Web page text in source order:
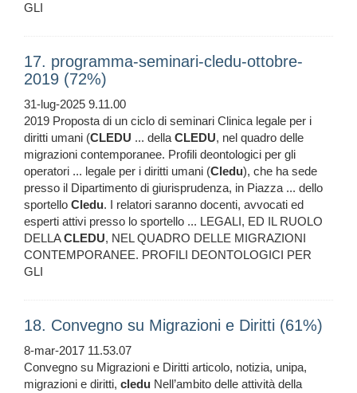
GLI
17. programma-seminari-cledu-ottobre-
2019 (72%)
31-lug-2025 9.11.00
2019 Proposta di un ciclo di seminari Clinica legale per i
diritti umani (CLEDU ... dellaCLEDU, nel quadro delle
migrazioni contemporanee. Profili deontologici per gli
operatori ... legale per i diritti umani (Cledu), che ha sede
presso il Dipartimento di giurisprudenza, in Piazza ... dello
sportello Cledu. I relatori saranno docenti, avvocati ed
esperti attivi presso lo sportello ... LEGALI, ED IL RUOLO
DELLACLEDU, NEL QUADRO DELLE MIGRAZIONI
CONTEMPORANEE. PROFILI DEONTOLOGICI PER
GLI
18. Convegno su Migrazioni e Diritti (61%)
8-mar-2017 11.53.07
Convegno su Migrazioni e Diritti articolo, notizia, unipa,
migrazioni e diritti, cledu Nell’ambito delle attività della